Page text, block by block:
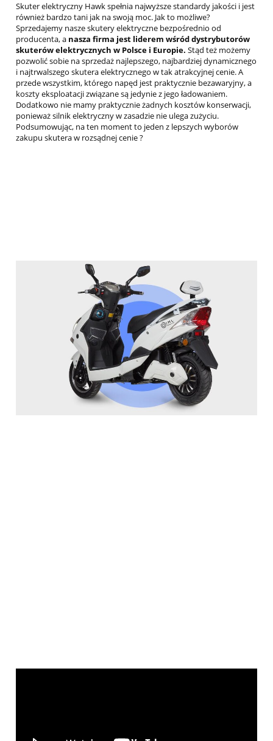
Skuter elektryczny Hawk spełnia najwyższe standardy jakości i jest
również bardzo tani jak na swoją moc. Jak to możliwe?
Sprzedajemy nasze skutery elektryczne bezpośrednio od
producenta, a nasza firma jest liderem wśród dystrybutorów
skuterów elektrycznych w Polsce i Europie. Stąd też możemy
pozwolić sobie na sprzedaż najlepszego, najbardziej dynamicznego
i najtrwalszego skutera elektrycznego w tak atrakcyjnej cenie. A
przede wszystkim, którego napęd jest praktycznie bezawaryjny, a
koszty eksploatacji związane są jedynie z jego ładowaniem.
Dodatkowo nie mamy praktycznie żadnych kosztów konserwacji,
ponieważ silnik elektryczny w zasadzie nie ulega zużyciu.
Podsumowując, na ten moment to jeden z lepszych wyborów
zakupu skutera w rozsądnej cenie ?